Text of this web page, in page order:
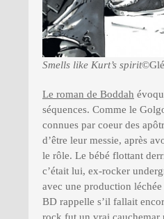
Smells like Kurt’s spirit
Le roman de Boddah
séquences. Comme le
connues par coeur des
d’être leur messie, après
le rôle. Le bébé flottant
c’était lui, ex-rocker
avec une production léchée
BD rappelle s’il fallait
rock fut un vrai cauchemar